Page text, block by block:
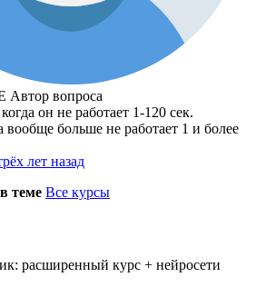
Автор вопроса
он не работает 1-120 сек.
вообще больше не работает 1 и более
лет назад
теме Все курсы
расширенный курс + нейросети